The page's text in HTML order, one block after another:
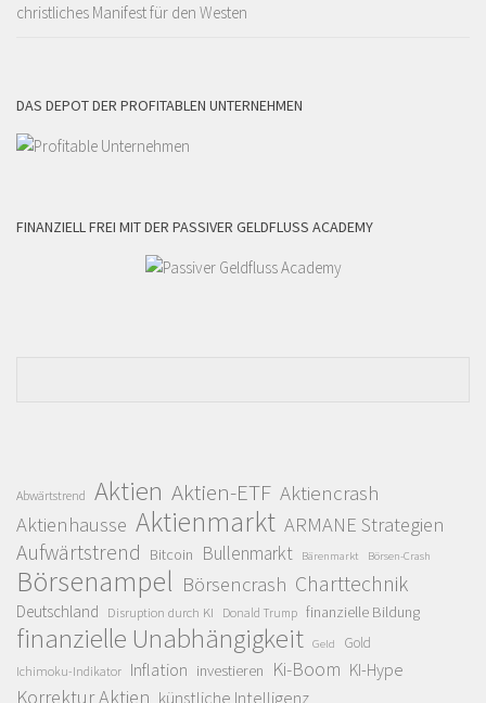
christliches Manifest für den Westen
DAS DEPOT DER PROFITABLEN UNTERNEHMEN
FINANZIELL FREI MIT DER PASSIVER GELDFLUSS ACADEMY
Abwärtstrend Aktien Aktien-ETF Aktiencrash
Aktienhausse Aktienmarkt ARMANE Strategien
Aufwärtstrend Bitcoin Bullenmarkt Bärenmarkt Börsen-Crash
Börsenampel Börsencrash Charttechnik
Deutschland Disruption durch KI Donald Trump finanzielle Bildung
finanzielle Unabhängigkeit Geld Gold
Ichimoku-Indikator Inflation investieren Ki-Boom KI-Hype
Korrektur Aktien künstliche Intelligenz